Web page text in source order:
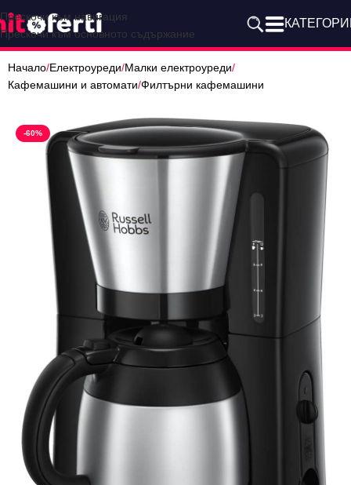
Прескочи към навигация
Прескочи към основното съдържание
Начало/Електроуреди/Малки електроуреди/
Кафемашини и автомати/Филтърни кафемашини
-60%